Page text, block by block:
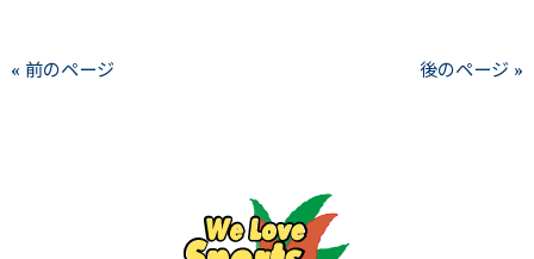
« 前のページ 後のページ »